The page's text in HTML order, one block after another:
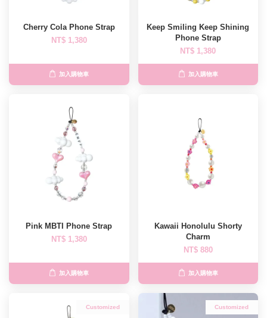
Cherry Cola Phone Strap
NT$ 1,380
加入購物車
Keep Smiling Keep Shining
Phone Strap
NT$ 1,380
加入購物車
Pink MBTI Phone Strap
NT$ 1,380
加入購物車
Kawaii Honolulu Shorty
Charm
NT$ 880
加入購物車
Customized Customized